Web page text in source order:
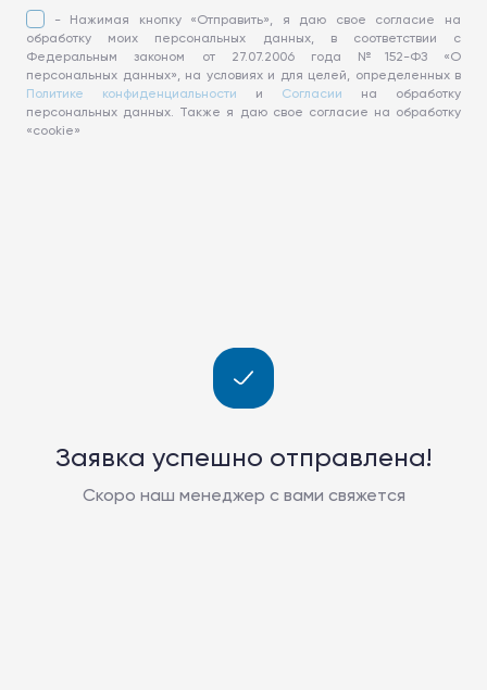
- Нажимая кнопку «Отправить», я даю свое согласие на
обработку моих персональных данных, в соответствии с
Федеральным законом от 27.07.2006 года №152-ФЗ «О
персональных данных», на условиях и для целей, определенных в
Политике конфиденциальности и Согласии на обработку
персональных данных. Также я даю свое согласие на обработку
«cookie»
Заявка успешно отправлена!
Скоро наш менеджер с вами свяжется